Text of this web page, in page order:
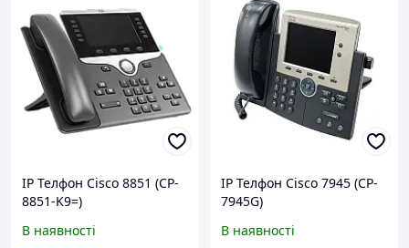
IP Телфон Cisco 8851 (CP-
8851-K9=)
В наявності
IP Телфон Cisco 7945 (CP-
7945G)
В наявності